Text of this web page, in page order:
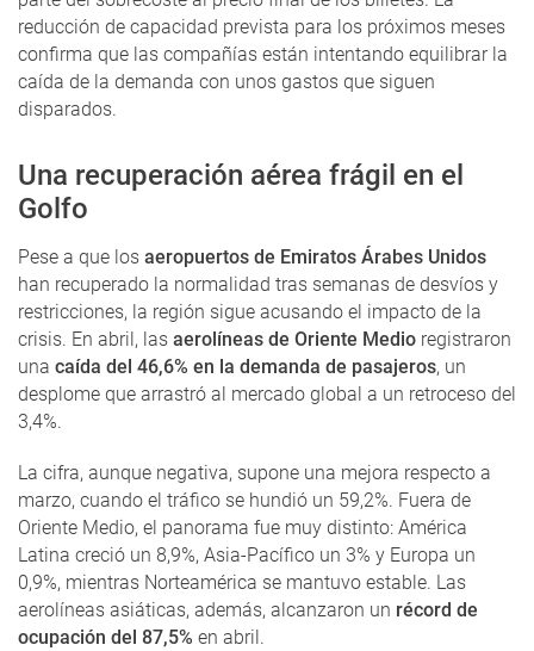
reducción de capacidad prevista para los próximos meses
confirma que las compañías están intentando equilibrar la
caída de la demanda con unos gastos que siguen
disparados.
Una recuperación aérea frágil en el
Golfo
Pese a que los aeropuertos de Emiratos Árabes Unidos
han recuperado la normalidad tras semanas de desvíos y
restricciones, la región sigue acusando el impacto de la
crisis. En abril, las aerolíneas de Oriente Medio registraron
una caída del 46,6% en la demanda de pasajeros, un
desplome que arrastró al mercado global a un retroceso del
3,4%.
La cifra, aunque negativa, supone una mejora respecto a
marzo, cuando el tráfico se hundió un 59,2%. Fuera de
Oriente Medio, el panorama fue muy distinto: América
Latina creció un 8,9%, Asia-Pacífico un 3% y Europa un
0,9%, mientras Norteamérica se mantuvo estable. Las
aerolíneas asiáticas, además, alcanzaron un récord de
ocupación del 87,5% en abril.